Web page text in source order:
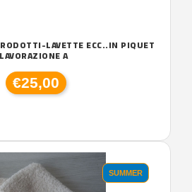
LAVETTE ECC..IN PIQUET
LAVORAZIONE A
€25,00
SUMMER